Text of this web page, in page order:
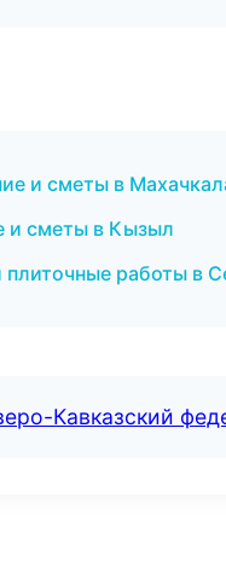
и сметы в
и сметы в Кызыл
работы в
Кавказский